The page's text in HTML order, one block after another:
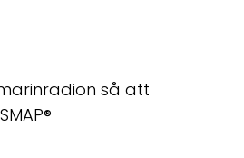
så att
®